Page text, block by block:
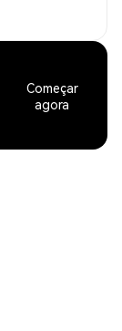
Começar
agora